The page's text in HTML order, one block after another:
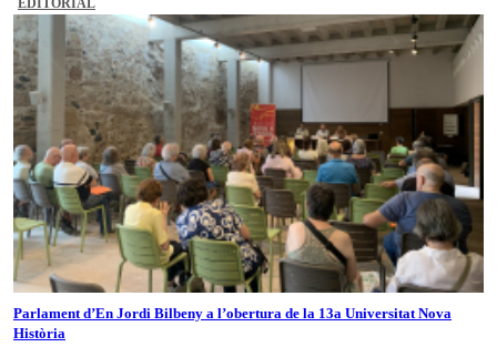
Parlament d’En Jordi Bilbeny a l’obertura de la 13a Universitat Nova
Història